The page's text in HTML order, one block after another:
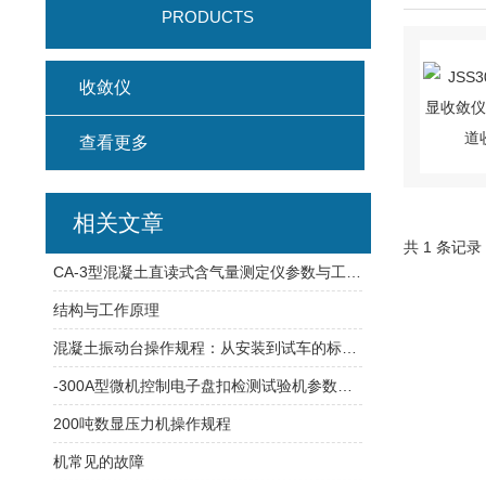
共 1 条记
PRODUCTS
收敛仪
查看更多
相关文章
结构与工作原理
200吨数显压力机操作规程
机常见的故障